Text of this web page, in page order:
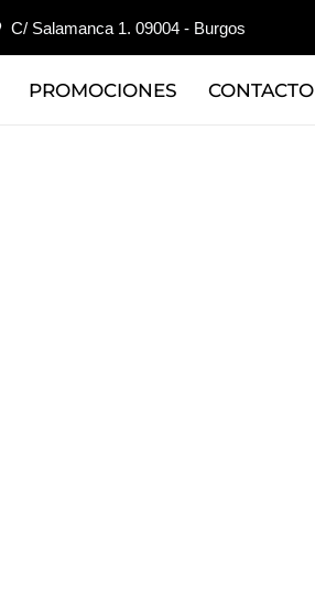
C/ Salamanca 1. 09004 - Burgos
PROMOCIONES CONTACTO